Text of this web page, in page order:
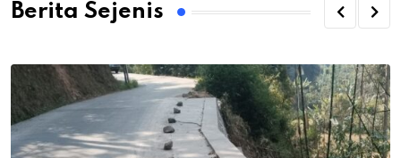
Berita Sejenis